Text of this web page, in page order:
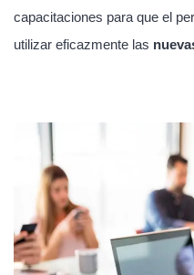
capacitaciones para que el
utilizar eficazmente las